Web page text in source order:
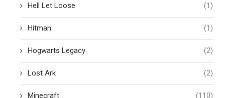
Hell Let Loose (1)
Hitman (1)
Hogwarts Legacy (2)
Lost Ark (2)
Minecraft (110)